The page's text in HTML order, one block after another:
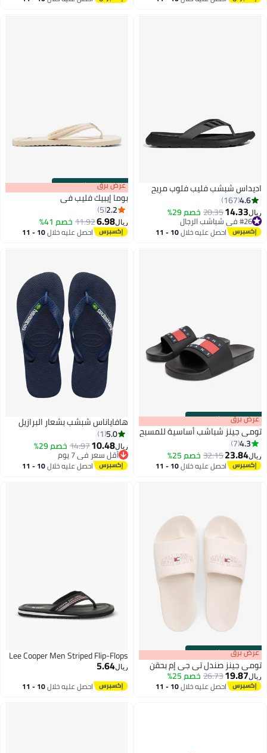
تم بيع +20 مؤخرًا
اديداس شبشب فليب فلوب مريح
4.6
167
ريال14.33
20.35خصم 29%
#26 في شباشب الرجال
#26 في شباشب الرجال احصل عليه خلال 10 - 11
00m:00s
·باقي 100% عرض برق
بوما إيبيك فليب في
2.2
5
ريال6.98
11.92خصم 41%
احصل عليه خلال 10 - 11
00m:00s
·باقي 100%
6
عرض برق
تومي جينز شباشب أساسية للمسبح
4.3
7
ريال23.84
32.15خصم 25%
احصل عليه خلال 10 - 11
هافاياناس شبشب بشعار البرازيل
5.0
1
ريال10.48
14.97خصم 29%
أقل سعر في 7 يوم
أقل سعر في 7 يوماحصل عليه خلال 10 - 11
00m:00s
·باقي 100% عرض برق
تومي جينز صندل تي جي إم بحقن
ريال19.87
26.73خصم 25%
احصل عليه خلال 10 - 11
Lee Cooper Men Striped Flip-Flops
ريال5.64
احصل عليه خلال 10 - 11